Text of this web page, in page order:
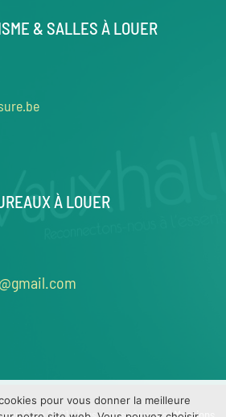
& SALLES À LOUER
À LOUER
pour vous donner la meilleure